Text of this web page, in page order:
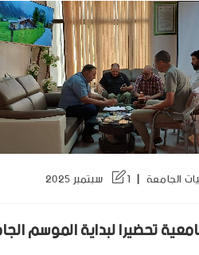
الجامعة 1 سبتمبر 2025
لبداية الموسم الجامعي